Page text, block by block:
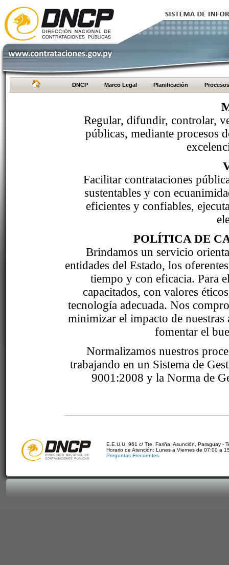
DNCP Marco Legal Planificación Procesos
Regular, difundir, controlar,
públicas, mediante procesos
Facilitar contrataciones
sustentables y con
eficientes y confiables,
POLÍTICA DE
Brindamos un servicio
entidades del Estado, los
tiempo y con eficacia. Para
capacitados, con valores
tecnología adecuada. Nos
minimizar el impacto de
fomentar el
Normalizamos nuestros
trabajando en un Sistema de
9001:2008 y la Norma de
E.E.U.U. 961 c/ Tte. Fariña. Asunción, Paraguay -
Horario de Atención: Lunes a Viernes de 07:00 a
Preguntas Frecuentes